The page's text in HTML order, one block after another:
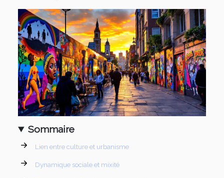
Sommaire
Lien entre culture et urbanisme
Dynamique sociale et mixité